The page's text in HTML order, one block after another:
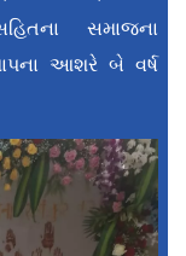
સમાજના
આશરે બે વર્ષ